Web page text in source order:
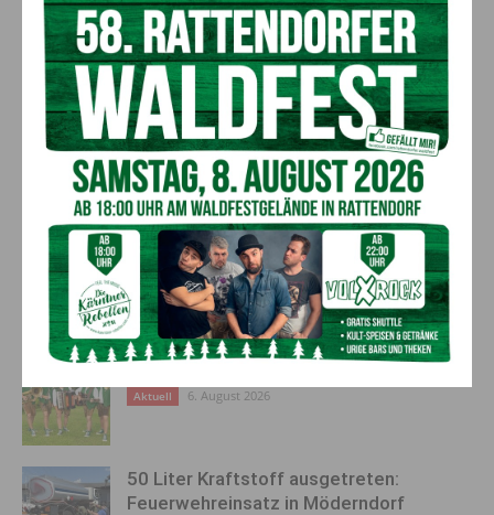
ausbildung@k.roteskreuz.atanmelden.
Mit dieser Ausbildung leistet das Rote Kreuz einen
wesentlichen Beitrag, um auch in herausfordernden
Lebenssituationen eine würdevolle Begleitung sicherzustellen.
Vorheriger Artikel
Promi-Millionenshow: 120.000
Euro für den guten Zweck
Nächster Artikel
Pilotprojekt zur Förderung der
Inklusion umgesetzt
AKTUELLES
Kirchtag in St. Lorenzen
Aktuell 6. August 2026
50 Liter Kraftstoff ausgetreten:
Feuerwehreinsatz in Möderndorf